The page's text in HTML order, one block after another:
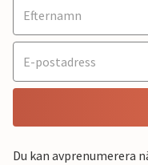
Du kan avprenumerera